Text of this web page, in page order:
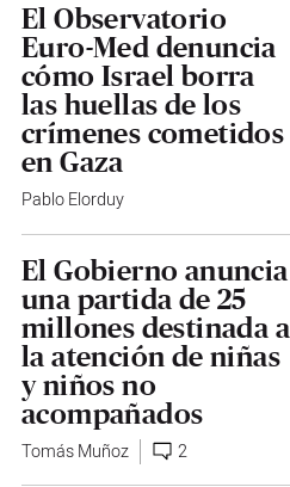
El Observatorio
Euro-Med denuncia
cómo Israel borra
las huellas de los
crímenes cometidos
en Gaza
Pablo Elorduy
El Gobierno anuncia
una partida de 25
millones destinada a
la atención de niñas
y niños no
acompañados
Tomás Muñoz 2